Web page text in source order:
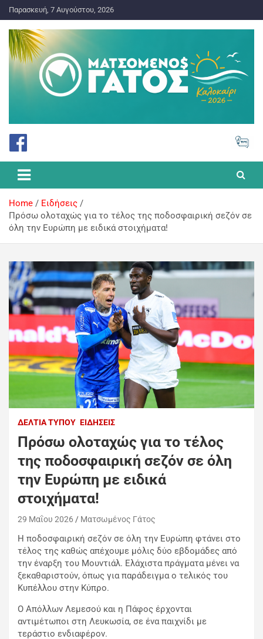
Παρασκευή, 7 Αυγούστου, 2026
Ματσωμένος Γάτος – Όλα για
το Στοίχημα
Home
Ειδήσεις
Πρόσω ολοταχώς για το τέλος της ποδοσφαιρική σεζόν σε
όλη την Ευρώπη με ειδικά στοιχήματα!
ΔΕΛΤΊΑ ΤΎΠΟΥ ΕΙΔΉΣΕΙΣ
Πρόσω ολοταχώς για το τέλος
της ποδοσφαιρική σεζόν σε όλη
την Ευρώπη με ειδικά
στοιχήματα!
29 Μαΐου 2026 Ματσωμένος Γάτος
Η ποδοσφαιρική σεζόν σε όλη την Ευρώπη φτάνει στο
τέλος της καθώς απέχουμε μόλις δύο εβδομάδες από
την έναρξη του Μουντιάλ. Ελάχιστα πράγματα μένει να
ξεκαθαριστούν, όπως για παράδειγμα ο τελικός του
Κυπέλλου στην Κύπρο.
Ο Απόλλων Λεμεσού και η Πάφος έρχονται
αντιμέτωποι στη Λευκωσία, σε ένα παιχνίδι με
τεράστιο ενδιαφέρον.